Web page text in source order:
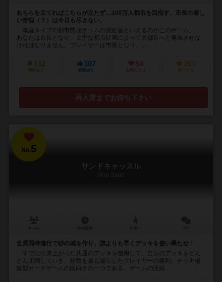
あちらを立てればこちらが立たず…100万人都市を目指す、市長の楽し
い苦悩（？）は今日も尽きない。
箱庭タイプの都市開発ゲームの決定版といえるのがこのゲーム。
あなたは市長となり、上手な都市計画によって大都市へと発展させな
ければなりません。プレイヤーは市長となり、...
112
興味あり
307
経験あり
54
お気に入り
261
持ってる
再入荷までお待ち下さい
No.5
サンドキャッスル
Fine Sand
全員同時進行で砂の城を作り、誰よりも早くデッキを使い果たせ！
すでに出来上がった共通のデッキを使用して、自分のデッキをどん
どん圧縮していき、枚数を最も減らしたプレイヤーの勝利。デッキ構
築型カードゲームの面白さの一つである、ゲームの圧縮...